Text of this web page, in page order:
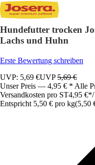
Hundefutter trocken
Lachs und Huhn
Erste Bewertung schreiben
UVP: 5,69 €UVP5,69 €
Unser Preis — 4,95 € * Alle
Versandkosten pro ST4,95 €*/
Entspricht 5,50 € pro kg(5,50